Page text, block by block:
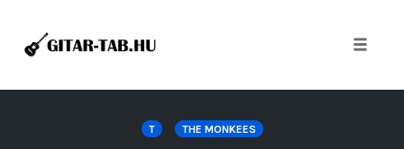
T THE MONKEES